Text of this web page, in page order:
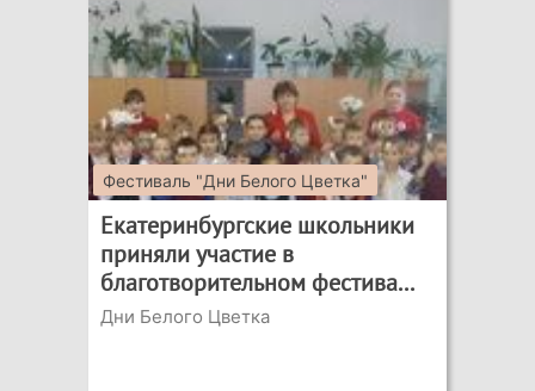
Фестиваль "Дни Белого Цветка"
Екатеринбургские школьники
приняли участие в
благотворительном фестива...
Дни Белого Цветка